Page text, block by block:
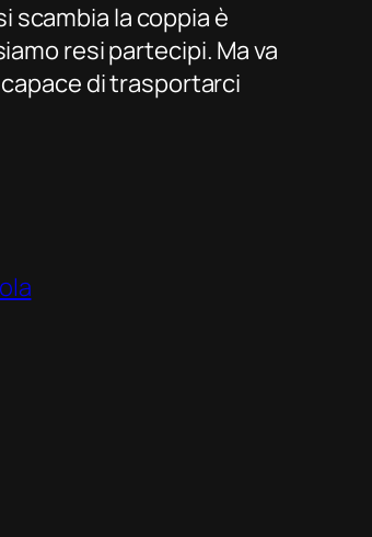
scambia la coppia è
resi partecipi. Ma va
di trasportarci